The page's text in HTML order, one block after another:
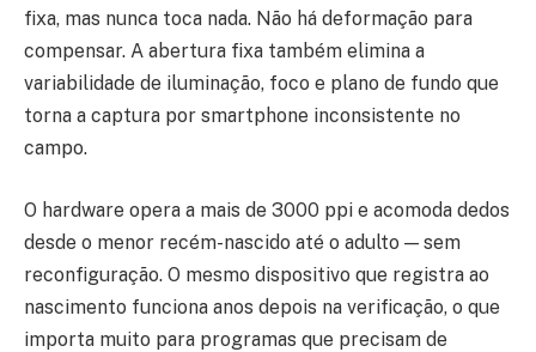
fixa, mas nunca toca nada. Não há deformação para
compensar. A abertura fixa também elimina a
variabilidade de iluminação, foco e plano de fundo que
torna a captura por smartphone inconsistente no
campo.
O hardware opera a mais de 3000 ppi e acomoda dedos
desde o menor recém-nascido até o adulto — sem
reconfiguração. O mesmo dispositivo que registra ao
nascimento funciona anos depois na verificação, o que
importa muito para programas que precisam de